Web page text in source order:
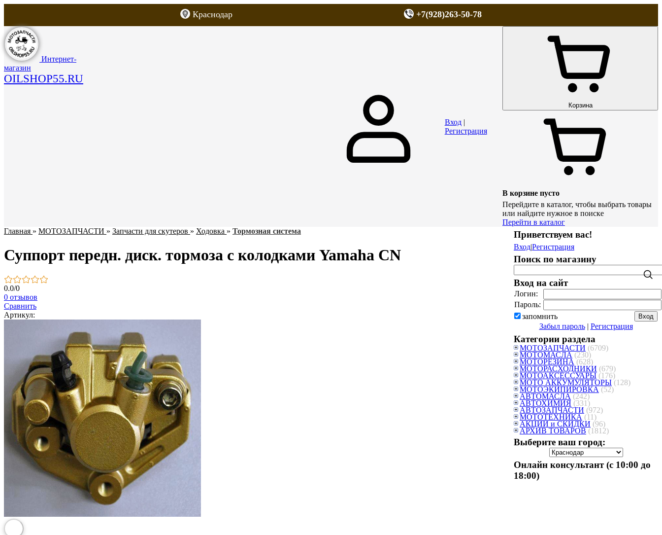
Краснодар +7(928)263-50-78
Интернет-
магазин
OILSHOP55.RU
ДОСТАВКА
Вход|
Регистрация
Корзина
В корзине пусто
Перейдите в каталог, чтобы выбрать товары
или найдите нужное в поиске
Перейти в каталог
Главная » МОТОЗАПЧАСТИ » Запчасти для скутеров » Ходовка » Тормозная система
Суппорт передн. диск. тормоза с колодками Yamaha CN
0.0/0
0 отзывов
Сравнить
Артикул:
Приветствуем вас!
Вход|Регистрация
Поиск по магазину
Вход на сайт
Логин:
Пароль:
запомнить
Забыл пароль| Регистрация
Категории раздела
МОТОЗАПЧАСТИ (6709)
МОТОМАСЛА (230)
МОТОРЕЗИНА (628)
МОТОРАСХОДНИКИ (679)
МОТОАКСЕССУАРЫ (176)
МОТО АККУМУЛЯТОРЫ (128)
МОТОЭКИПИРОВКА (52)
АВТОМАСЛА (242)
АВТОХИМИЯ (331)
АВТОЗАПЧАСТИ (972)
МОТОТЕХНИКА (11)
АКЦИИ и СКИДКИ (96)
АРХИВ ТОВАРОВ (1812)
Выберите ваш город:
Онлайн консультант (с 10:00 до
18:00)